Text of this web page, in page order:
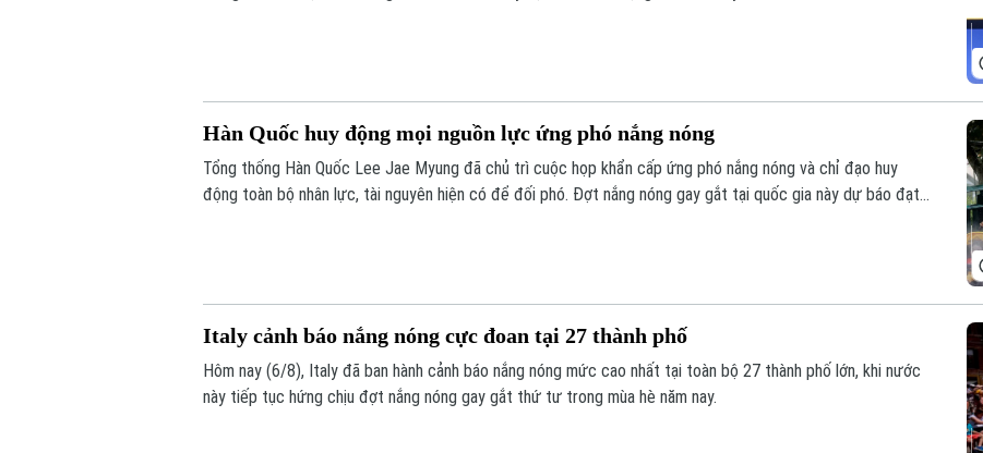
Hàn Quốc huy động mọi nguồn lực ứng phó nắng nóng
Tổng thống Hàn Quốc Lee Jae Myung đã chủ trì cuộc họp khẩn cấp ứng phó nắng nóng và chỉ đạo huy
động toàn bộ nhân lực, tài nguyên hiện có để đối phó. Đợt nắng nóng gay gắt tại quốc gia này dự báo đạt
Italy cảnh báo nắng nóng cực đoan tại 27 thành phố
Hôm nay (6/8), Italy đã ban hành cảnh báo nắng nóng mức cao nhất tại toàn bộ 27 thành phố lớn, khi nước
này tiếp tục hứng chịu đợt nắng nóng gay gắt thứ tư trong mùa hè năm nay.